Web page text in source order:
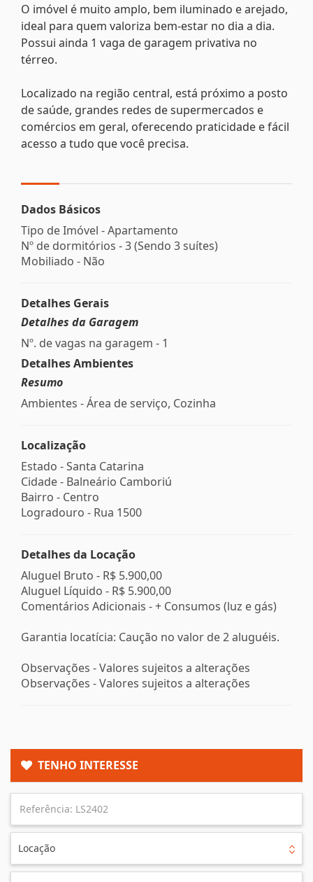
O imóvel é muito amplo, bem iluminado e arejado,
ideal para quem valoriza bem-estar no dia a dia.
Possui ainda 1 vaga de garagem privativa no
térreo.
Localizado na região central, está próximo a posto
de saúde, grandes redes de supermercados e
comércios em geral, oferecendo praticidade e fácil
acesso a tudo que você precisa.
Dados Básicos
Tipo de Imóvel - Apartamento
Nº de dormitórios - 3 (Sendo 3 suítes)
Mobiliado - Não
Detalhes Gerais
Detalhes da Garagem
Nº. de vagas na garagem - 1
Detalhes Ambientes
Resumo
Ambientes - Área de serviço, Cozinha
Localização
Estado -Santa Catarina
Cidade - Balneário Camboriú
Bairro - Centro
Logradouro - Rua 1500
Detalhes da Locação
Aluguel Bruto - R$ 5.900,00
Aluguel Líquido - R$ 5.900,00
Comentários Adicionais - + Consumos (luz e gás)
Garantia locatícia: Caução no valor de 2 aluguéis.
Observações - Valores sujeitos a alterações
Observações - Valores sujeitos a alterações
TENHO INTERESSE
Locação